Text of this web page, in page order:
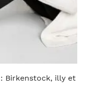
Birkenstock, illy et